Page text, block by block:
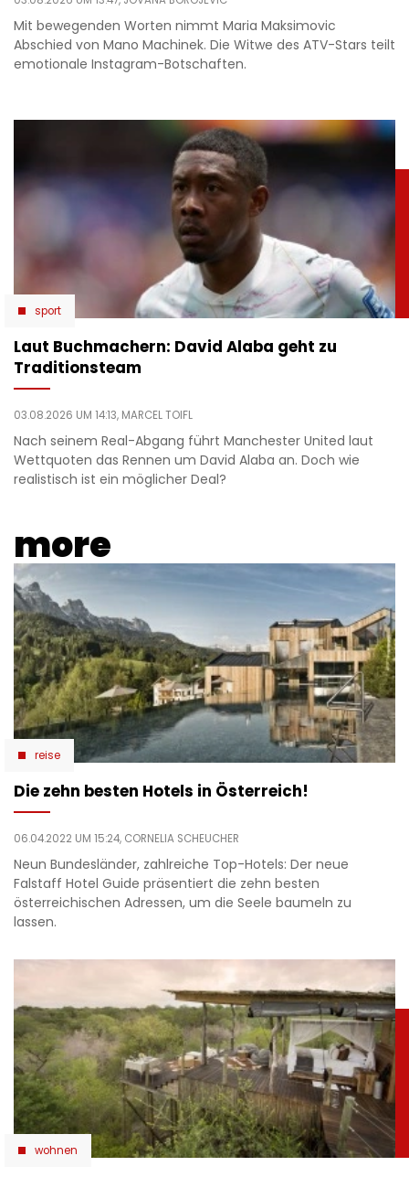
Mit bewegenden Worten nimmt Maria Maksimovic
Abschied von Mano Machinek. Die Witwe des ATV-Stars teilt
emotionale Instagram-Botschaften.
sport
Laut Buchmachern: David Alaba geht zu
Traditionsteam
03.08.2026 UM 14:13, MARCEL TOIFL
Nach seinem Real-Abgang führt Manchester United laut
Wettquoten das Rennen um David Alaba an. Doch wie
realistisch ist ein möglicher Deal?
more
reise
Die zehn besten Hotels in Österreich!
06.04.2022 UM 15:24, CORNELIA SCHEUCHER
Neun Bundesländer, zahlreiche Top-Hotels: Der neue
Falstaff Hotel Guide präsentiert die zehn besten
österreichischen Adressen, um die Seele baumeln zu
lassen.
wohnen